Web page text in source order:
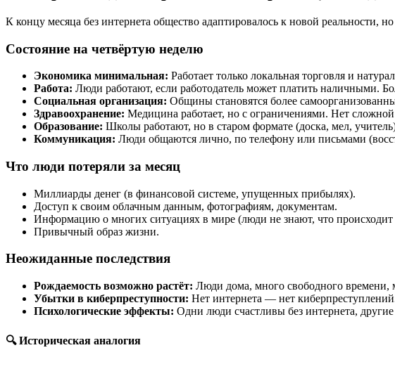
К концу месяца без интернета общество адаптировалось к новой реальности,
Состояние на четвёртую неделю
Экономика минимальная: Работает только локальная торговля и
Работа: Люди работают, если работодатель может платить наличными.
Социальная организация: Общины становятся более
Здравоохранение: Медицина работает, но с ограничениями. Нет сложной
Образование: Школы работают, но в старом формате (доска, мел,
Коммуникация: Люди общаются лично, по телефону или письмами
Что люди потеряли за месяц
Миллиарды денег (в финансовой системе, упущенных прибылях).
Доступ к своим облачным данным, фотографиям, документам.
Информацию о многих ситуациях в мире (люди не знают, что происходит
Привычный образ жизни.
Неожиданные последствия
Рождаемость возможно растёт: Люди дома, много свободного времени,
Убытки в киберпреступности: Нет интернета — нет
Психологические эффекты: Одни люди счастливы без интернета,
🔍 Историческая аналогия